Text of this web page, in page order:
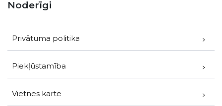
Noderīgi
Privātuma politika
Piekļūstamība
Vietnes karte